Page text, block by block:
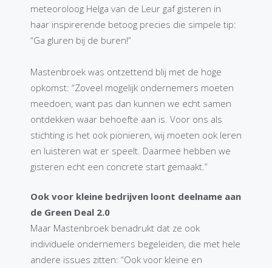
meteoroloog Helga van de Leur gaf gisteren in
haar inspirerende betoog precies die simpele tip:
“Ga gluren bij de buren!”
Mastenbroek was ontzettend blij met de hoge
opkomst: “Zoveel mogelijk ondernemers moeten
meedoen, want pas dan kunnen we echt samen
ontdekken waar behoefte aan is. Voor ons als
stichting is het ook pionieren, wij moeten ook leren
en luisteren wat er speelt. Daarmee hebben we
gisteren echt een concrete start gemaakt.”
Ook voor kleine bedrijven loont deelname aan
de Green Deal 2.0
Maar Mastenbroek benadrukt dat ze ook
individuele ondernemers begeleiden, die met hele
andere issues zitten: “Ook voor kleine en